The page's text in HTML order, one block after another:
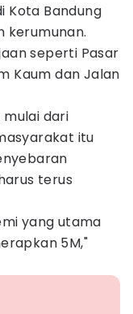
Kota Bandung
kerumunan.
seperti Pasar
Kaum dan Jalan
dari
itu
terus
yang utama
5M,"